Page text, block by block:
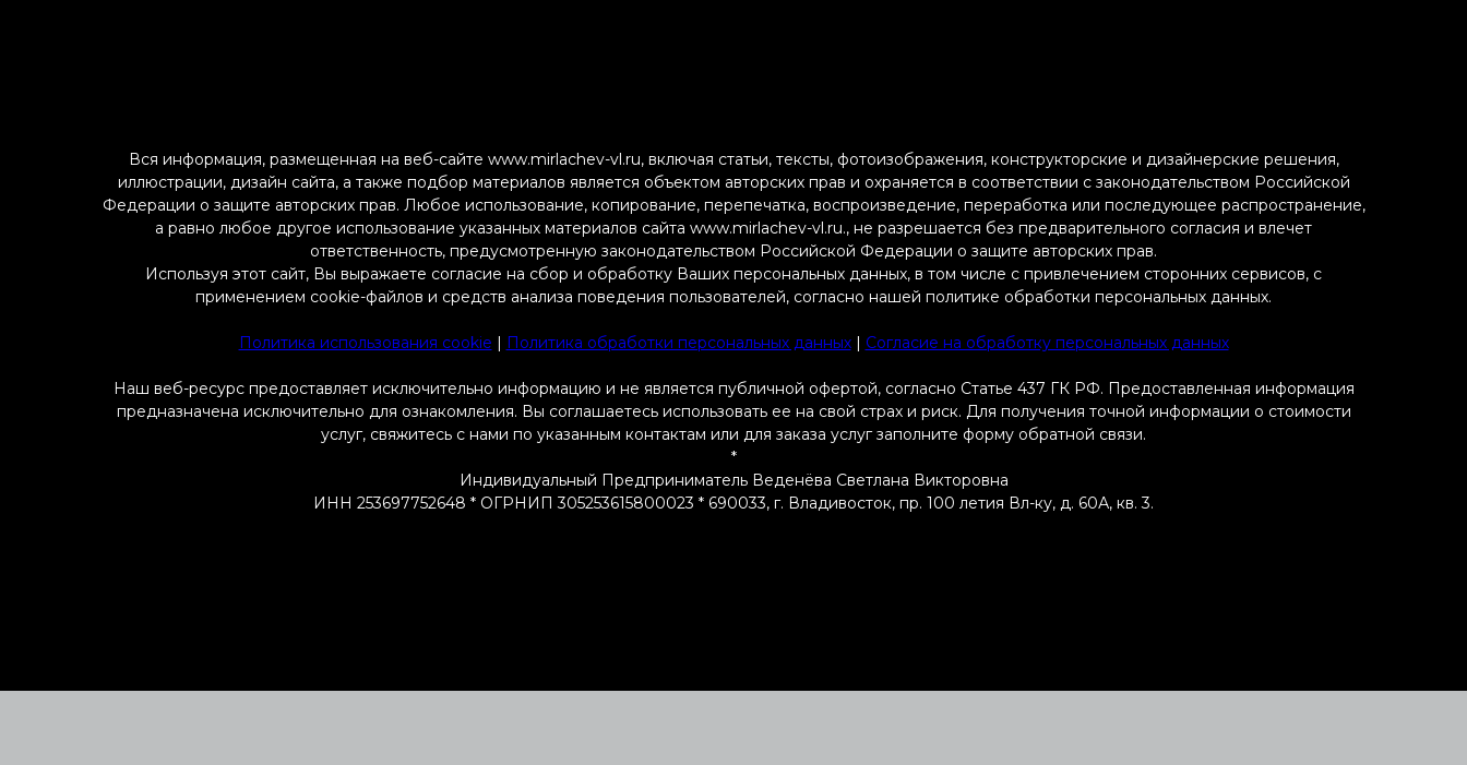
Вся информация, размещенная на веб-сайте www.mirlachev-vl.ru, включая статьи, тексты, фотоизображения, конструкторские и дизайнерские решения,
иллюстрации, дизайн сайта, а также подбор материалов является объектом авторских прав и охраняется в соответствии с законодательством Российской
Федерации о защите авторских прав. Любое использование, копирование, перепечатка, воспроизведение, переработка или последующее распространение,
а равно любое другое использование указанных материалов сайта www.mirlachev-vl.ru., не разрешается без предварительного согласия и влечет
ответственность, предусмотренную законодательством Российской Федерации о защите авторских прав.
Используя этот сайт, Вы выражаете согласие на сбор и обработку Ваших персональных данных, в том числе с привлечением сторонних сервисов, с
применением cookie-файлов и средств анализа поведения пользователей, согласно нашей политике обработки персональных данных.
Политика использования cookie | Политика обработки персональных данных| Согласие на обработку персональных данных
Наш веб-ресурс предоставляет исключительно информацию и не является публичной офертой, согласно Статье 437 ГК РФ. Предоставленная информация
предназначена исключительно для ознакомления. Вы соглашаетесь использовать ее на свой страх и риск. Для получения точной информации о стоимости
услуг, свяжитесь с нами по указанным контактам или для заказа услуг заполните форму обратной связи.
*
Индивидуальный Предприниматель Веденёва Светлана Викторовна
ИНН 253697752648 * ОГРНИП 305253615800023 * 690033, г. Владивосток, пр. 100 летия Вл-ку, д. 60А, кв. 3.